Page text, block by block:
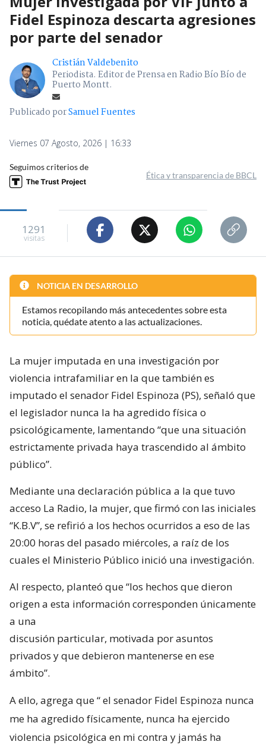
Fidel Espinoza descarta agresiones
por parte del senador
Cristián Valdebenito
Periodista. Editor de Prensa en Radio Bío Bío de
Puerto Montt.
Publicado porSamuel Fuentes
Viernes 07 Agosto, 2026 | 16:33
Seguimos criterios de
Ética y transparencia de BBCL
1291
visitas
NOTICIA EN DESARROLLO
Estamos recopilando más antecedentes sobre esta
noticia, quédate atento a las actualizaciones.
La mujer imputada en una investigación por
violencia intrafamiliar en la que también es
imputado el senador Fidel Espinoza (PS), señaló que
el legislador nunca la ha agredido física o
psicológicamente, lamentando “que una situación
estrictamente privada haya trascendido al ámbito
público”.
Mediante una declaración pública a la que tuvo
acceso La Radio, la mujer, que firmó con las iniciales
“K.B.V”, se refirió a los hechos ocurridos a eso de las
20:00 horas del pasado miércoles, a raíz de los
cuales el Ministerio Público inició una investigación.
Al respecto, planteó que “los hechos que dieron
origen a esta información corresponden únicamente
a una
discusión particular, motivada por asuntos
privados y que debieron mantenerse en ese
ámbito”.
A ello, agrega que “el senador Fidel Espinoza nunca
me ha agredido físicamente, nunca ha ejercido
violencia psicológica en mi contra y jamás ha